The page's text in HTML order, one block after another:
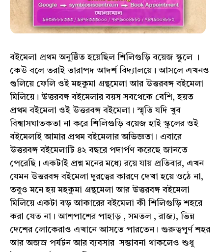
বইমেলা প্রথম অনুষ্ঠিত হয়েছিল শিলিগুড়ি বয়েজ স্কুলে ।
কেউ বলে তরাই তারাপদ আদর্শ বিদ্যালয়ে। আসলে এখনও
গুলিয়ে ফেলি ওই মহকুমা গ্রন্থমেলা আর উত্তরবঙ্গ বইমেলা
মিলিয়ে। উত্তরবঙ্গ বইমেলার বয়স সবথেকে বেশি, হয়ত
প্রথম বইমেলা ওই উত্তরবঙ্গ বইমেলা। স্মৃতি যদি খুব
বিশ্বাসঘাতকতা না করে শিলিগুড়ি বয়েজ হাই স্কুলের ওই
বইমেলাই আমার প্রথম বইমেলার অভিজ্ঞতা। এবারে
উত্তরবঙ্গ বইমেলাটি ৪২ বছরে পদার্পণ করেছে জানতে
পেরেছি। একটাই প্রশ্ন মনের মধ্যে রয়ে যায় প্রতিবার, এখন
যেমন উত্তরবঙ্গ বইমেলা দূরত্বের কারণে দেখা হয়ে ওঠে না,
তবুও মনে হয় মহকুমা গ্রন্থমেলা আর উত্তরবঙ্গ বইমেলা
মিলিয়ে একটা বড় আকারের বইমেলা কী শিলিগুড়ি শহরে
করা যেত না। আশপাশের পাহাড় , সমতল , রাজ্য, ভিন্ন
দেশের লোকেরাও এখানে আসতে পারতেন। গুরুত্বপূর্ণ শহর
আর অজস্র পর্যটন আর ব্যবসার সম্ভাবনা থাকলেও শুধু